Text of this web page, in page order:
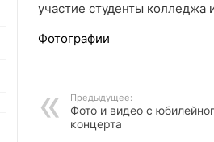
участие студенты колледжа
Фотографии
Предыдущее:
Фото и видео с
концерта